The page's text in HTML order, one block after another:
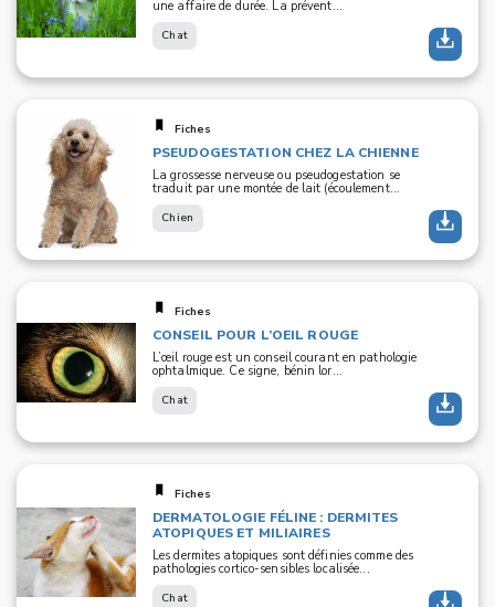
une affaire de durée. La prévent...
Chat
Fiches
PSEUDOGESTATION CHEZ LA CHIENNE
La grossesse nerveuse ou pseudogestation se
traduit par une montée de lait (écoulement...
Chien
Fiches
CONSEIL POUR L’OEIL ROUGE
L’œil rouge est un conseil courant en pathologie
ophtalmique. Ce signe, bénin lor...
Chat
Fiches
DERMATOLOGIE FÉLINE : DERMITES
ATOPIQUES ET MILIAIRES
Les dermites atopiques sont définies comme des
pathologies cortico-sensibles localisée...
Chat